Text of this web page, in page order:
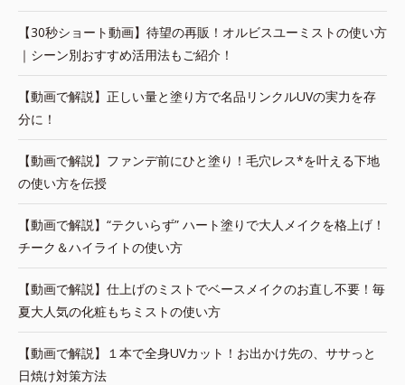
【30秒ショート動画】待望の再販！オルビスユーミストの使い方
｜シーン別おすすめ活用法もご紹介！
【動画で解説】正しい量と塗り方で名品リンクルUVの実力を存
分に！
【動画で解説】ファンデ前にひと塗り！毛穴レス*を叶える下地
の使い方を伝授
【動画で解説】“テクいらず” ハート塗りで大人メイクを格上げ！
チーク＆ハイライトの使い方
【動画で解説】仕上げのミストでベースメイクのお直し不要！毎
夏大人気の化粧もちミストの使い方
【動画で解説】１本で全身UVカット！お出かけ先の、ササっと
日焼け対策方法